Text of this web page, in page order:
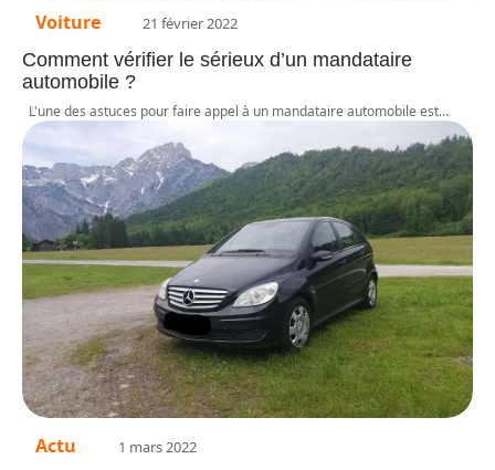
Voiture 21 février 2022
Comment vérifier le sérieux d’un mandataire
automobile ?
L'une des astuces pour faire appel à un mandataire automobile est…
Actu 1 mars 2022